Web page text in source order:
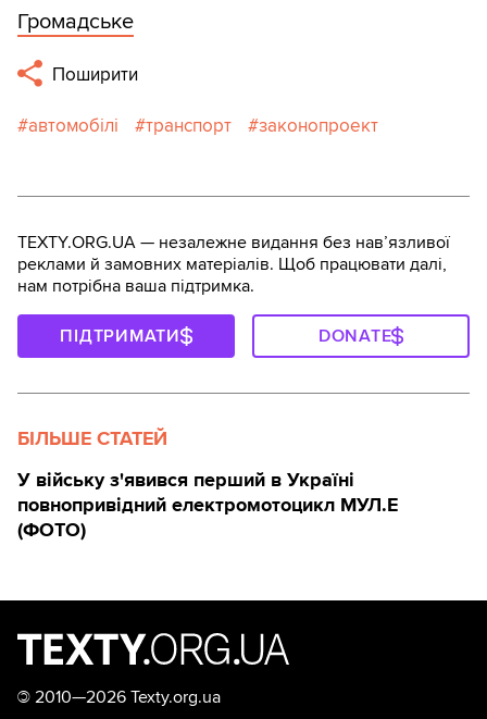
Громадське
Поширити
автомобілі транспорт законопроект
TEXTY.ORG.UA — незалежне видання без навʼязливої
реклами й замовних матеріалів. Щоб працювати далі,
нам потрібна ваша підтримка.
ПІДТРИМАТИ DONATE
БІЛЬШЕ СТАТЕЙ
У війську з'явився перший в Україні
повнопривідний електромотоцикл МУЛ.Е
(ФОТО)
© 2010—2026 Texty.org.ua